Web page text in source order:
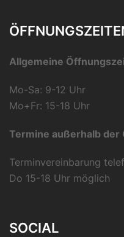
Allgemeine
Mo-Sa: 9-12 Uhr
Mo+Fr: 15-18 Uhr
Termine außerhalb der
Terminvereinbarung
Do 15-18 Uhr möglich
SOCIAL